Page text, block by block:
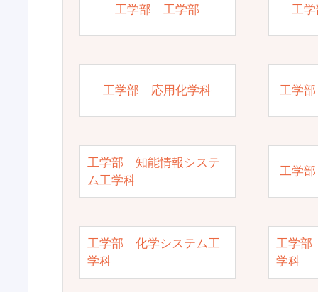
工学部 工学部 工
工学部 応用化学科 工学
工学部 知能情報システ
ム工学科
工学
工学部 化学システム工
学科
工学部
学科